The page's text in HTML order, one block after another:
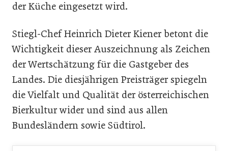
der Küche eingesetzt wird.
Stiegl-Chef Heinrich Dieter Kiener betont die
Wichtigkeit dieser Auszeichnung als Zeichen
der Wertschätzung für die Gastgeber des
Landes. Die diesjährigen Preisträger spiegeln
die Vielfalt und Qualität der österreichischen
Bierkultur wider und sind aus allen
Bundesländern sowie Südtirol.